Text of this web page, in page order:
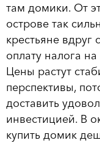
там домики. От
острове так
крестьяне вдруг
оплату налога на
Цены растут
перспективы,
доставить
инвестицией. В
купить домик